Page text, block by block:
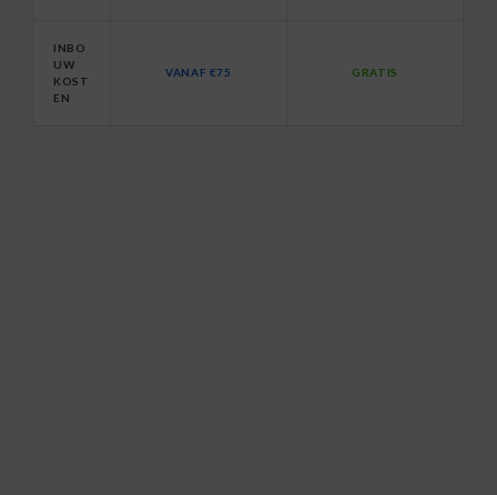
INBO
UW
KOST
EN
VANAF €75 GRATIS